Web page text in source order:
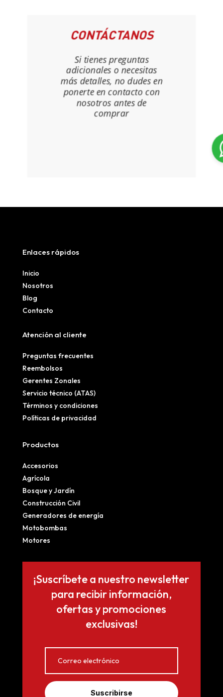
CONTÁCTANOS
Si tienes preguntas
adicionales o necesitas
más detalles, no dudes en
ponerte en contacto con
nosotros antes de
comprar
Enlaces rápidos
Inicio
Nosotros
Blog
Contacto
Atención al cliente
Preguntas frecuentes
Reembolsos
Gerentes Zonales
Servicio técnico (ATAS)
Términos y condiciones
Políticas de privacidad
Productos
Accesorios
Agrícola
Bosque y Jardín
Construcción Civil
Generadores de energía
Motobombas
Motores
¡Suscríbete a nuestro newsletter
para recibir información,
ofertas y promociones
exclusivas!
Suscribirse